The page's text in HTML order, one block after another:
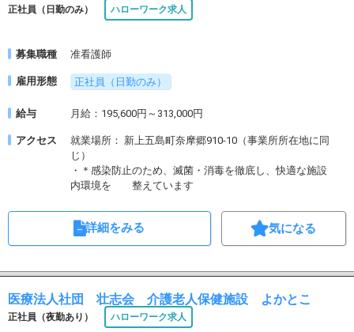
正社員（日勤のみ） ハローワーク求人
募集職種 准看護師
雇用形態 正社員（日勤のみ）
給与 月給：195,600円～313,000円
アクセス
就業場所： 新上五島町奈摩郷910-10（事業所所在地に同
じ）
・＊感染防止のため、滅菌・消毒を徹底し、快適な施設
内環境を 整えています
詳細をみる 気になる
医療法人社団 壮志会 介護老人保健施設 よかとこ
正社員（夜勤あり） ハローワーク求人